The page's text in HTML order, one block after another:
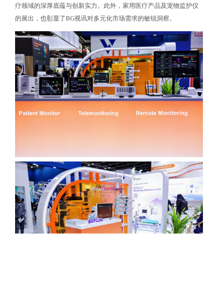
疗领域的深厚底蕴与创新实力。此外，家用医疗产品及宠物监护仪
的展出，也彰显了BG视讯对多元化市场需求的敏锐洞察。